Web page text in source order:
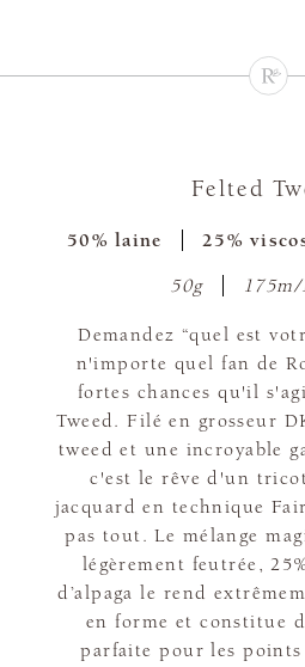
Felted
50% laine 25%
50g
Demandez “quel est
n'importe quel fan de
fortes chances qu'il
Tweed. Filé en grosseur
tweed et une incroyable
c'est le rêve d'un
jacquard en technique
pas tout. Le mélange
légèrement feutrée,
d’alpaga le rend
en forme et constitue
parfaite pour les